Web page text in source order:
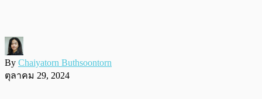
By Chaiyatorn Buthsoontorn
ตุลาคม 29, 2024